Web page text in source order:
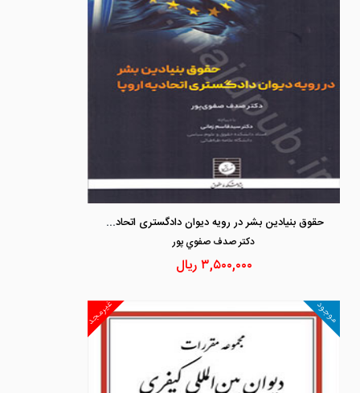
حقوق بنیادین بشر در رویه دیوان دادگستری اتحادیه اروپا
دكتر صدف صفوي پور
۳,۵۰۰,۰۰۰ریال
غیرمجد موجود